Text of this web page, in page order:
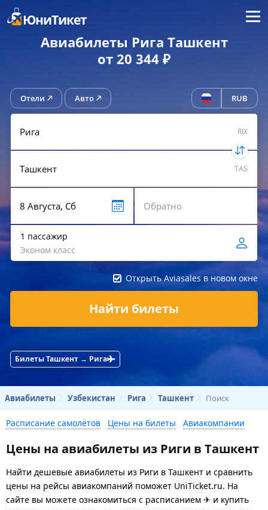
ЮниТикет Меню
Авиабилеты Рига Ташкент
от 20 344 ₽
Отели Авто RUB
RIX
TAS
1 пассажир
Эконом класс
Открыть Aviasales в новом окне
Найти билеты
Билеты Ташкент → Рига
Авиабилеты Узбекистан Рига Ташкент Поиск
Расписание самолётов Цены на билеты Авиакомпании
Цены на авиабилеты из Риги в Ташкент
Найти дешевые авиабилеты из Риги в Ташкент и сравнить
цены на рейсы авиакомпаний поможет UniTicket.ru. На
сайте вы можете ознакомиться с расписанием ✈ и купить